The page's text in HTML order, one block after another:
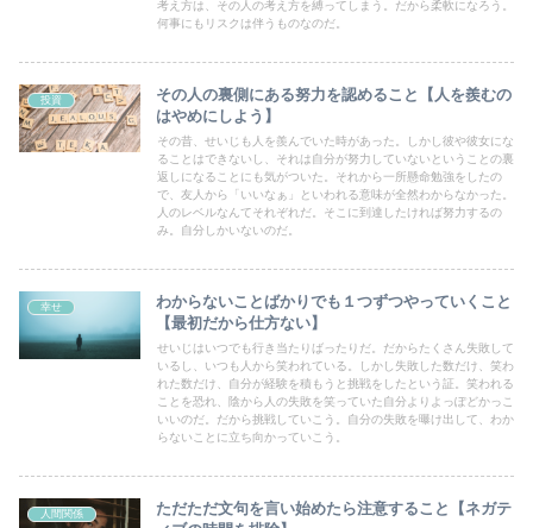
考え方は、その人の考え方を縛ってしまう。だから柔軟になろう。
何事にもリスクは伴うものなのだ。
投資
その人の裏側にある努力を認めること【人を羨むの
はやめにしよう】
その昔、せいじも人を羨んでいた時があった。しかし彼や彼女にな
ることはできないし、それは自分が努力していないということの裏
返しになることにも気がついた。それから一所懸命勉強をしたの
で、友人から「いいなぁ」といわれる意味が全然わからなかった。
人のレベルなんてそれぞれだ。そこに到達したければ努力するの
み。自分しかいないのだ。
幸せ
わからないことばかりでも１つずつやっていくこと
【最初だから仕方ない】
せいじはいつでも行き当たりばったりだ。だからたくさん失敗して
いるし、いつも人から笑われている。しかし失敗した数だけ、笑わ
れた数だけ、自分が経験を積もうと挑戦をしたという証。笑われる
ことを恐れ、陰から人の失敗を笑っていた自分よりよっぽどかっこ
いいのだ。だから挑戦していこう。自分の失敗を曝け出して、わか
らないことに立ち向かっていこう。
人間関係
ただただ文句を言い始めたら注意すること【ネガテ